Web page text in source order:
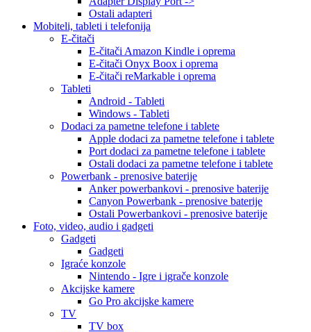
Ostali adapteri
Mobiteli, tableti i telefonija
E-čitači
E-čitači Amazon Kindle i oprema
E-čitači Onyx Boox i oprema
E-čitači reMarkable i oprema
Tableti
Android - Tableti
Windows - Tableti
Dodaci za pametne telefone i tablete
Apple dodaci za pametne telefone i tablete
Port dodaci za pametne telefone i tablete
Ostali dodaci za pametne telefone i tablete
Powerbank - prenosive baterije
Anker powerbankovi - prenosive baterije
Canyon Powerbank - prenosive baterije
Ostali Powerbankovi - prenosive baterije
Foto, video, audio i gadgeti
Gadgeti
Gadgeti
Igraće konzole
Nintendo - Igre i igrače konzole
Akcijske kamere
Go Pro akcijske kamere
TV
TV box